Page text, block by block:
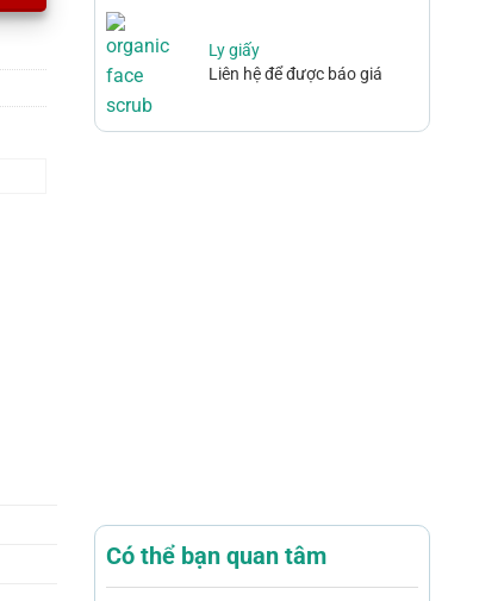
Ly giấy
Liên hệ để được báo giá
Có thể bạn quan tâm